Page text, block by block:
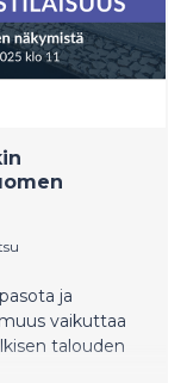
ja
vaikuttaa
talouden